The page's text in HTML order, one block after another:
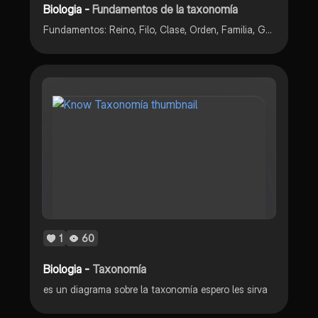
Biologia -Fundamentos de la taxonomía
Fundamentos: Reino, Filo, Clase, Orden, Familia, Género, Especie
1 60
Biologia - Taxonomía
es un diagrama sobre la taxonomía espero les sirva